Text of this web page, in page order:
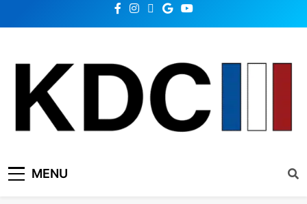
KDC SOLUTION | เคดีซี
โซลูชั่น
MENU